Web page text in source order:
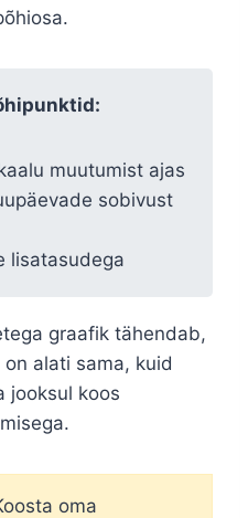
muutumist ajas
sobivust
lisatasudega
graafik tähendab,
alati sama, kuid
jooksul koos
oma